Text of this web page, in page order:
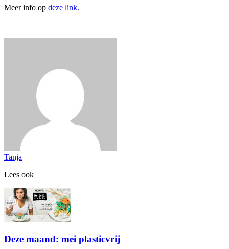
Meer info op deze link.
Tanja
Lees ook
Deze maand: mei plasticvrij